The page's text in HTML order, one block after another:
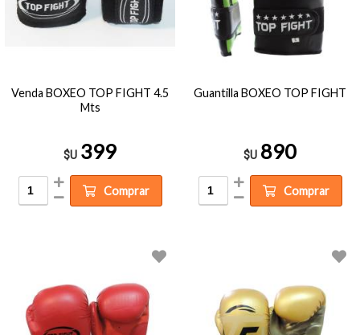
Venda BOXEO TOP FIGHT 4.5
Mts
$U 399
Comprar
Guantilla BOXEO TOP FIGHT
$U 890
Comprar